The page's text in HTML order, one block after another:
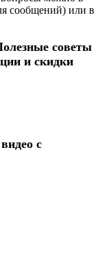
сообщений) или в
советы
и скидки
с